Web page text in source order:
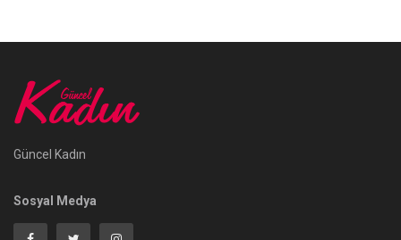
Güncel Kadın
Sosyal Medya